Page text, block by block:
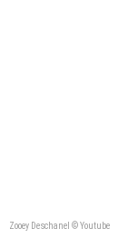
Zooey Deschanel © Youtube